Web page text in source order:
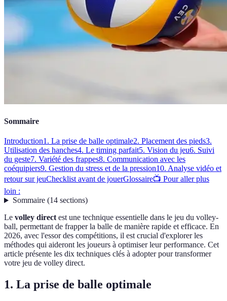
Sommaire
Introduction1. La prise de balle optimale2. Placement des pieds3.
Utilisation des hanches4. Le timing parfait5. Vision du jeu6. Suivi
du geste7. Variété des frappes8. Communication avec les
coéquipiers9. Gestion du stress et de la pression10. Analyse vidéo et
retour sur jeuChecklist avant de jouerGlossaire📺 Pour aller plus
loin :
Sommaire(14 sections)
Le volley directest une technique essentielle dans le jeu du volley-
ball, permettant de frapper la balle de manière rapide et efficace. En
2026, avec l'essor des compétitions, il est crucial d'explorer les
méthodes qui aideront les joueurs à optimiser leur performance. Cet
article présente les dix techniques clés à adopter pour transformer
votre jeu de volley direct.
1. La prise de balle optimale